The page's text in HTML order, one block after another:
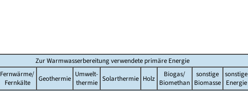
Zur Warmwasserbereitung verwendete primäre Energie
Fernwärme/
Fernkälte
Geothermie
Umwelt-
thermie Solarthermie Holz
Biogas/
Biomethan
sonstige
Biomasse
sonstige
Energie